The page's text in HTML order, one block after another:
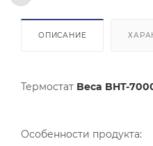
ОПИСАНИЕ
Термостат Beca BHT-
Особенности продукта: